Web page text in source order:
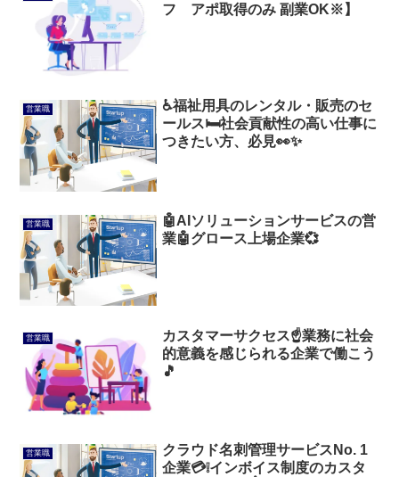
フ アポ取得のみ 副業OK※】
営業職
♿福祉用具のレンタル・販売のセ
ールス🛏️社会貢献性の高い仕事に
つきたい方、必見👀✨
営業職
🤖AIソリューションサービスの営
業🤖グロース上場企業💞
営業職
カスタマーサクセス☝️業務に社会
的意義を感じられる企業で働こう
🎵
営業職
クラウド名刺管理サービスNo. 1
企業💳️❕インボイス制度のカスタ